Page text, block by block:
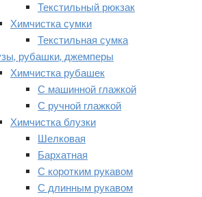
Текстильный рюкзак
Химчистка сумки
Текстильная сумка
рубашки, джемперы
Химчистка рубашек
С машинной глажкой
С ручной глажкой
Химчистка блузки
Шелковая
Бархатная
С коротким рукавом
С длинным рукавом